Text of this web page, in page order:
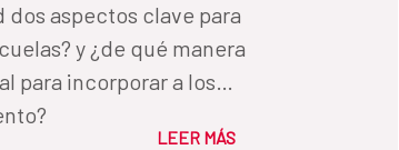
dos aspectos clave para
y ¿de qué manera
para incorporar a los
LEER MÁS